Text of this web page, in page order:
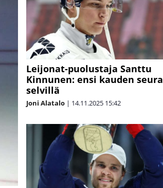
Leijonat-puolustaja Santtu
Kinnunen: ensi kauden seura
selvillä
Joni Alatalo | 14.11.2025 15:42